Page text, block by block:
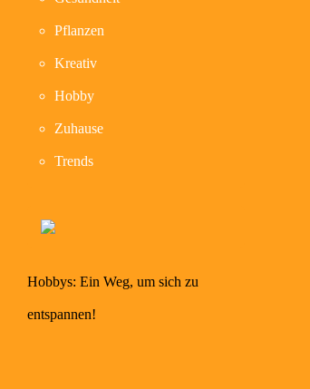
Pflanzen
Kreativ
Hobby
Zuhause
Trends
Hobbys: Ein Weg, um sich zu
entspannen!